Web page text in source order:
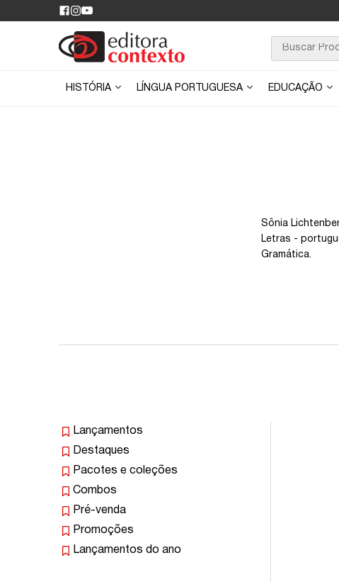
HISTÓRIA LÍNGUA PORTUGUESA EDUCAÇÃO
Sônia
Letras -
Gramática.
Lançamentos
Destaques
Pacotes e coleções
Combos
Pré-venda
Promoções
Lançamentos do ano